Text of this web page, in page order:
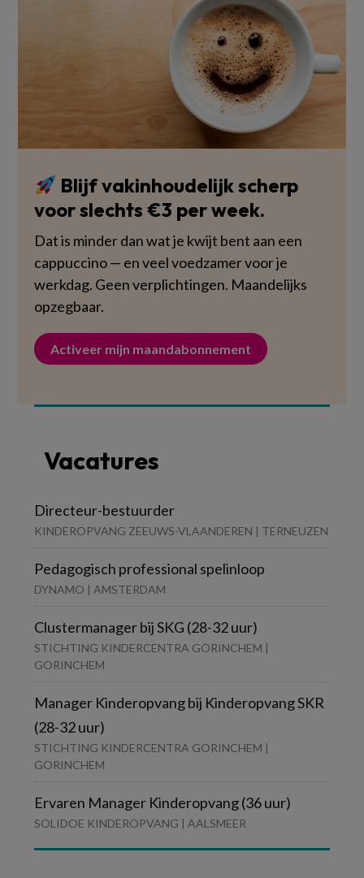
Blijf vakinhoudelijk scherp
voor slechts €3 per week.
Dat is minder dan wat je kwijt bent aan een
cappuccino — en veel voedzamer voor je
werkdag. Geen verplichtingen. Maandelijks
opzegbaar.
Activeer mijn maandabonnement
Vacatures
Directeur-bestuurder
KINDEROPVANG ZEEUWS-VLAANDEREN | TERNEUZEN
Pedagogisch professional spelinloop
DYNAMO | AMSTERDAM
Clustermanager bij SKG (28-32 uur)
STICHTING KINDERCENTRA GORINCHEM |
GORINCHEM
Manager Kinderopvang bij Kinderopvang SKR
(28-32 uur)
STICHTING KINDERCENTRA GORINCHEM |
GORINCHEM
Ervaren Manager Kinderopvang (36 uur)
SOLIDOE KINDEROPVANG | AALSMEER